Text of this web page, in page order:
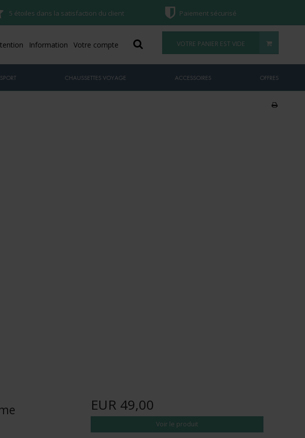
5 étoiles dans la satisfaction du client Paiement sécurisé
VOTRE PANIER EST VIDE
Information Votre compte
SPORT CHAUSSETTES VOYAGE ACCESSOIRES OFFRES
EUR 49,00
Voir le produit